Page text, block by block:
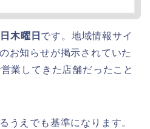
木曜日 です。地域情報サイ
お知らせが掲示されていた
業してきた店舗だったこと
うえでも基準になります。